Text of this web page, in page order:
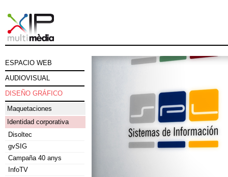
ESPACIO WEB
AUDIOVISUAL
DISEÑO GRÁFICO
Maquetaciones
Identidad corporativa
Disoltec
gvSIG
Campaña 40 anys
InfoTV